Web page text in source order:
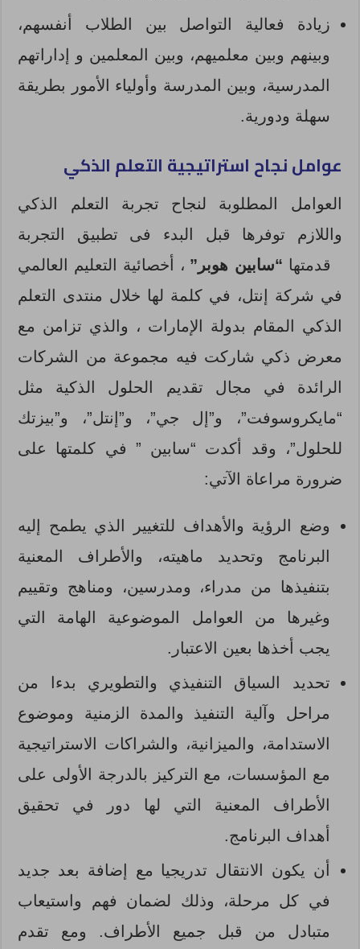
زيادة فعالية التواصل بين الطلاب أنفسهم،
وبينهم وبين معلميهم، وبين المعلمين و إداراتهم
المدرسية، وبين المدرسة وأولياء الأمور بطريقة
سهلة ودورية.
عوامل نجاح استراتيجية التعلم الذكي
العوامل المطلوبة لنجاح تجربة التعلم الذكي
واللازم توفرها قبل البدء فى تطبيق التجربة
قدمتها “سابين هوبر” ، أخصائية التعليم العالمي
في شركة إنتل، في كلمة لها خلال منتدى التعلم
الذكي المقام بدولة الإمارات ، والذي تزامن مع
معرض ذكي شاركت فيه مجموعة من الشركات
الرائدة في مجال تقديم الحلول الذكية مثل
“مايكروسوفت”، و”إل جي”، و”إنتل”، و”بيزتك
للحلول”، وقد أكدت “سابين ” في كلمتها على
ضرورة مراعاة الآتي:
وضع الرؤية والأهداف للتغيير الذي يطمح إليه
البرنامج وتحديد ماهيته، والأطراف المعنية
بتنفيذها من مدراء، ومدرسين، ومناهج وتقييم
وغيرها من العوامل الموضوعية الهامة التي
يجب أخذها بعين الاعتبار.
تحديد السياق التنفيذي والتطويري بدءا من
مراحل وآلية التنفيذ والمدة الزمنية وموضوع
الاستدامة، والميزانية، والشراكات الاستراتيجية
مع المؤسسات، مع التركيز بالدرجة الأولى على
الأطراف المعنية التي لها دور في تحقيق
أهداف البرنامج.
أن يكون الانتقال تدريجيا مع إضافة بعد جديد
في كل مرحلة، وذلك لضمان فهم واستيعاب
متبادل من قبل جميع الأطراف. ومع تقدم